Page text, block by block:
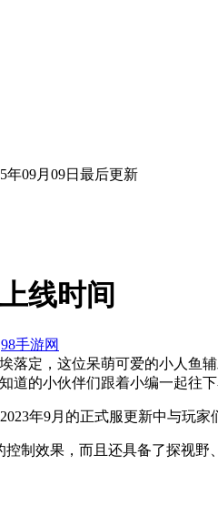
年09月09日最后更新
线时间
98手游网
落定，这位呆萌可爱的小人
道的小伙伴们跟着小编一起往
年9月的正式服更新中与玩家
制效果，而且还具备了探视